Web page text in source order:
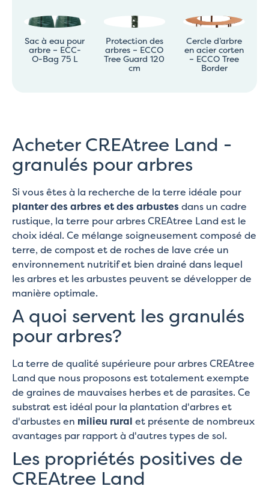
Sac à eau pour
arbre – ECC-
O-Bag 75 L
Protection des
arbres – ECCO
Tree Guard 120
cm
Cercle d’arbre
en acier corten
– ECCO Tree
Border
Acheter CREAtree Land -
granulés pour arbres
Si vous êtes à la recherche de la terre idéale pour
planter des arbres et des arbustesdans un cadre
rustique, la terre pour arbres CREAtree Land est le
choix idéal. Ce mélange soigneusement composé de
terre, de compost et de roches de lave crée un
environnement nutritif et bien drainé dans lequel
les arbres et les arbustes peuvent se développer de
manière optimale.
A quoi servent les granulés
pour arbres?
La terre de qualité supérieure pour arbres CREAtree
Land que nous proposons est totalement exempte
de graines de mauvaises herbes et de parasites. Ce
substrat est idéal pour la plantation d'arbres et
d'arbustes en milieu rural et présente de nombreux
avantages par rapport à d'autres types de sol.
Les propriétés positives de
CREAtree Land